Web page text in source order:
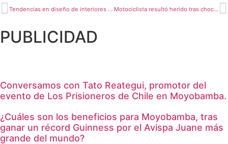
Tendencias en diseño de interiores para este 2024 Motociclista resultó herido tras chocar con camión
PUBLICIDAD
Conversamos con Tato Reategui, promotor del
evento de Los Prisioneros de Chile en Moyobamba.
¿Cuáles son los beneficios para Moyobamba, tras
ganar un récord Guinness por el Avispa Juane más
grande del mundo?